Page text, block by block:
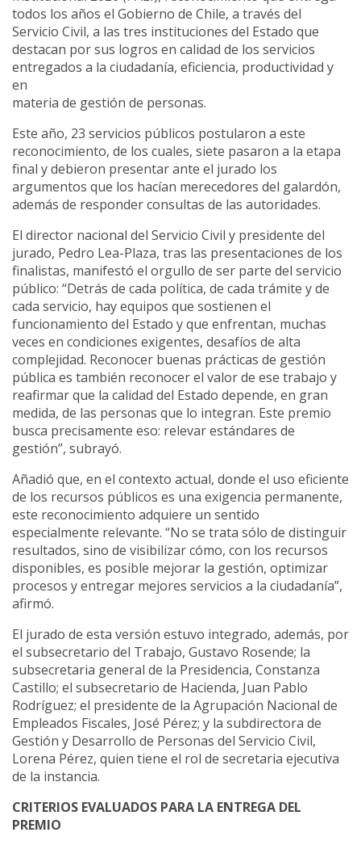
todos los años el Gobierno de Chile, a través del
Servicio Civil, a las tres instituciones del Estado que
destacan por sus logros en calidad de los servicios
entregados a la ciudadanía, eficiencia, productividad y
en
materia de gestión de personas.
Este año, 23 servicios públicos postularon a este
reconocimiento, de los cuales, siete pasaron a la etapa
final y debieron presentar ante el jurado los
argumentos que los hacían merecedores del galardón,
además de responder consultas de las autoridades.
El director nacional del Servicio Civil y presidente del
jurado, Pedro Lea-Plaza, tras las presentaciones de los
finalistas, manifestó el orgullo de ser parte del servicio
público: “Detrás de cada política, de cada trámite y de
cada servicio, hay equipos que sostienen el
funcionamiento del Estado y que enfrentan, muchas
veces en condiciones exigentes, desafíos de alta
complejidad. Reconocer buenas prácticas de gestión
pública es también reconocer el valor de ese trabajo y
reafirmar que la calidad del Estado depende, en gran
medida, de las personas que lo integran. Este premio
busca precisamente eso: relevar estándares de
gestión”, subrayó.
Añadió que, en el contexto actual, donde el uso eficiente
de los recursos públicos es una exigencia permanente,
este reconocimiento adquiere un sentido
especialmente relevante. “No se trata sólo de distinguir
resultados, sino de visibilizar cómo, con los recursos
disponibles, es posible mejorar la gestión, optimizar
procesos y entregar mejores servicios a la ciudadanía”,
afirmó.
El jurado de esta versión estuvo integrado, además, por
el subsecretario del Trabajo, Gustavo Rosende; la
subsecretaria general de la Presidencia, Constanza
Castillo; el subsecretario de Hacienda, Juan Pablo
Rodríguez; el presidente de la Agrupación Nacional de
Empleados Fiscales, José Pérez; y la subdirectora de
Gestión y Desarrollo de Personas del Servicio Civil,
Lorena Pérez, quien tiene el rol de secretaria ejecutiva
de la instancia.
CRITERIOS EVALUADOS PARA LA ENTREGA DEL
PREMIO